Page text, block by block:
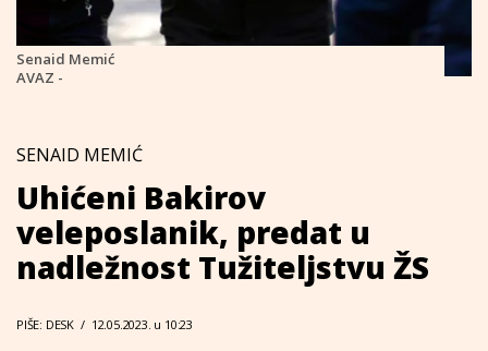
Senaid Memić
AVAZ -
SENAID MEMIĆ
Uhićeni Bakirov
veleposlanik, predat u
nadležnost Tužiteljstvu ŽS
PIŠE: DESK / 12.05.2023. u 10:23